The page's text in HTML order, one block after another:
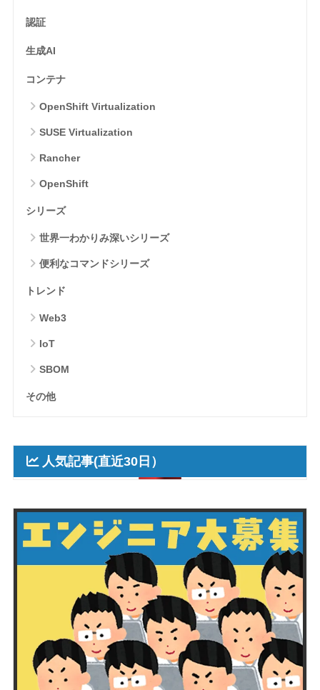
認証
生成AI
コンテナ
OpenShift Virtualization
SUSE Virtualization
Rancher
OpenShift
シリーズ
世界一わかりみ深いシリーズ
便利なコマンドシリーズ
トレンド
Web3
IoT
SBOM
その他
人気記事(直近30日）